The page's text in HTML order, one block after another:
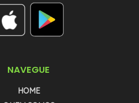
NAVEGUE
HOME